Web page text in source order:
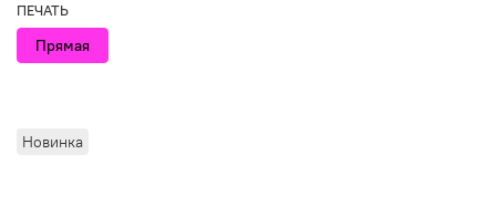
Новинка
ПЕЧАТЬ
Прямая